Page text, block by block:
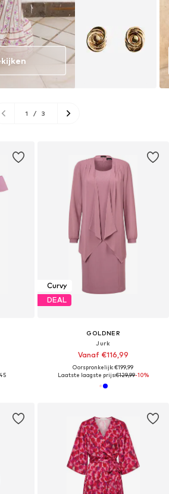
1 / 3
Curvy
DEAL
GOLDNER
Jurk
Vanaf €116,99
Oorspronkelijk: €199,99
Laatste laagste prijs:€129,99-10%